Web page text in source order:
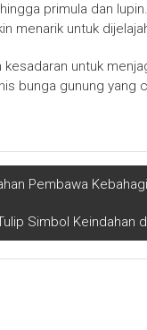
primula dan
menarik untuk
untuk
bunga gunung yang
Pembawa
Simbol Keindahan